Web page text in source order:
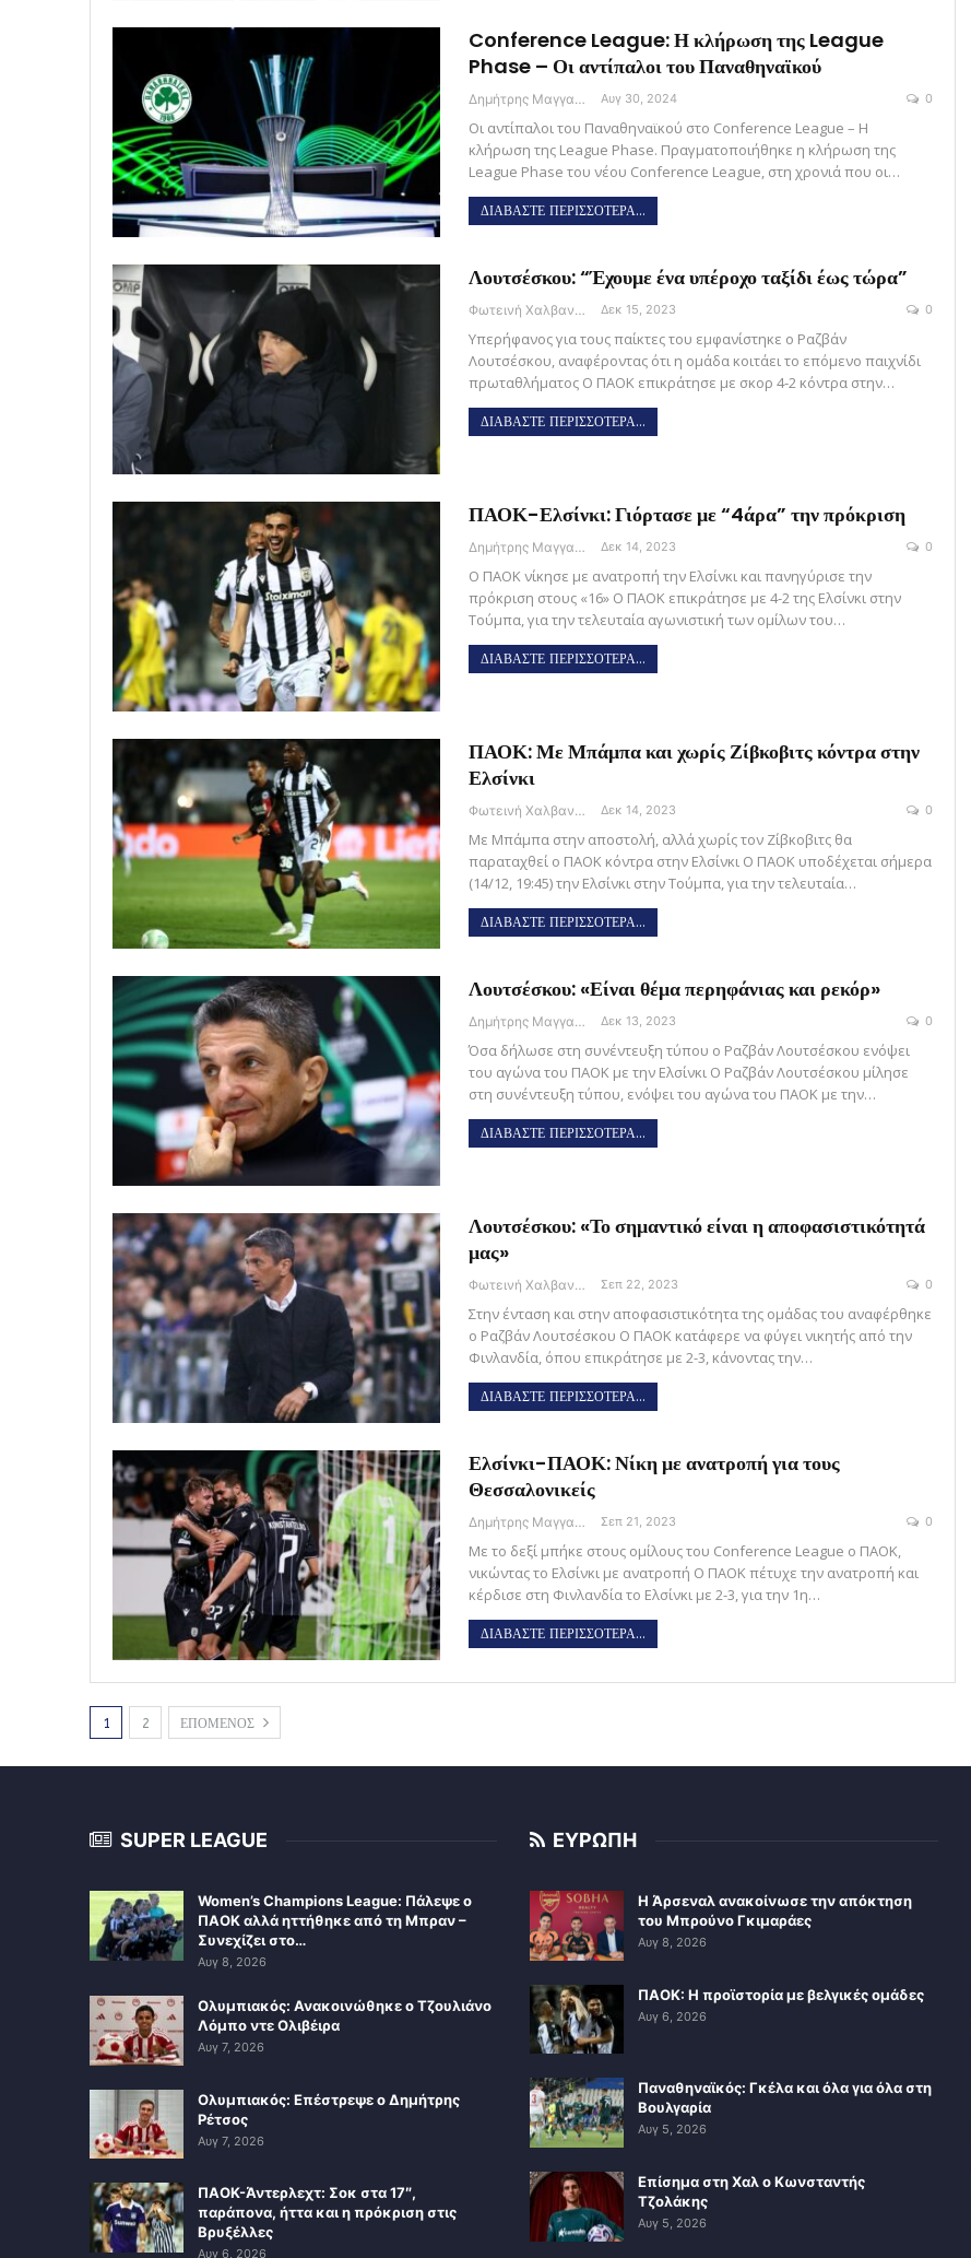
Conference League: Η κλήρωση της League
Phase – Οι αντίπαλοι του Παναθηναϊκού
Δημήτρης Μαγγανάρης Αυγ 30, 2024 0
Οι αντίπαλοι του Παναθηναϊκού στο Conference League – Η
κλήρωση της League Phase. Πραγματοποιήθηκε η κλήρωση της
League Phase του νέου Conference League, στη χρονιά που οι…
ΔΙΑΒΑΣΤΕ ΠΕΡΙΣΣΟΤΕΡΑ...
Λουτσέσκου: “Έχουμε ένα υπέροχο ταξίδι έως τώρα”
Φωτεινή Χαλβαντζή Δεκ 15, 2023 0
Υπερήφανος για τους παίκτες του εμφανίστηκε ο Ραζβάν
Λουτσέσκου, αναφέροντας ότι η ομάδα κοιτάει το επόμενο παιχνίδι
πρωταθλήματος Ο ΠΑΟΚ επικράτησε με σκορ 4-2 κόντρα στην…
ΔΙΑΒΑΣΤΕ ΠΕΡΙΣΣΟΤΕΡΑ...
ΠΑΟΚ-Ελσίνκι: Γιόρτασε με “4άρα” την πρόκριση
Δημήτρης Μαγγανάρης Δεκ 14, 2023 0
Ο ΠΑΟΚ νίκησε με ανατροπή την Ελσίνκι και πανηγύρισε την
πρόκριση στους «16» Ο ΠΑΟΚ επικράτησε με 4-2 της Ελσίνκι στην
Τούμπα, για την τελευταία αγωνιστική των ομίλων του…
ΔΙΑΒΑΣΤΕ ΠΕΡΙΣΣΟΤΕΡΑ...
ΠΑΟΚ: Με Μπάμπα και χωρίς Ζίβκοβιτς κόντρα στην
Ελσίνκι
Φωτεινή Χαλβαντζή Δεκ 14, 2023 0
Με Μπάμπα στην αποστολή, αλλά χωρίς τον Ζίβκοβιτς θα
παραταχθεί ο ΠΑΟΚ κόντρα στην Ελσίνκι Ο ΠΑΟΚ υποδέχεται σήμερα
(14/12, 19:45) την Ελσίνκι στην Τούμπα, για την τελευταία…
ΔΙΑΒΑΣΤΕ ΠΕΡΙΣΣΟΤΕΡΑ...
Λουτσέσκου: «Είναι θέμα περηφάνιας και ρεκόρ»
Δημήτρης Μαγγανάρης Δεκ 13, 2023 0
Όσα δήλωσε στη συνέντευξη τύπου ο Ραζβάν Λουτσέσκου ενόψει
του αγώνα του ΠΑΟΚ με την Ελσίνκι Ο Ραζβάν Λουτσέσκου μίλησε
στη συνέντευξη τύπου, ενόψει του αγώνα του ΠΑΟΚ με την…
ΔΙΑΒΑΣΤΕ ΠΕΡΙΣΣΟΤΕΡΑ...
Λουτσέσκου: «Το σημαντικό είναι η αποφασιστικότητά
μας»
Φωτεινή Χαλβαντζή Σεπ 22, 2023 0
Στην ένταση και στην αποφασιστικότητα της ομάδας του αναφέρθηκε
ο Ραζβάν Λουτσέσκου Ο ΠΑΟΚ κατάφερε να φύγει νικητής από την
Φινλανδία, όπου επικράτησε με 2-3, κάνοντας την…
ΔΙΑΒΑΣΤΕ ΠΕΡΙΣΣΟΤΕΡΑ...
Ελσίνκι-ΠΑΟΚ: Νίκη με ανατροπή για τους
Θεσσαλονικείς
Δημήτρης Μαγγανάρης Σεπ 21, 2023 0
Με το δεξί μπήκε στους ομίλους του Conference League ο ΠΑΟΚ,
νικώντας το Ελσίνκι με ανατροπή O ΠΑΟΚ πέτυχε την ανατροπή και
κέρδισε στη Φινλανδία το Ελσίνκι με 2-3, για την 1η…
ΔΙΑΒΑΣΤΕ ΠΕΡΙΣΣΟΤΕΡΑ...
1 2 ΕΠΟΜΕΝΟΣ
SUPER LEAGUE
Women’s Champions League: Πάλεψε ο
ΠΑΟΚ αλλά ηττήθηκε από τη Μπραν –
Συνεχίζει στο…
Αυγ 8, 2026
Ολυμπιακός: Ανακοινώθηκε ο Τζουλιάνο
Λόμπο ντε Ολιβέιρα
Αυγ 7, 2026
Ολυμπιακός: Επέστρεψε ο Δημήτρης
Ρέτσος
Αυγ 7, 2026
ΠΑΟΚ-Άντερλεχτ: Σοκ στα 17″,
παράπονα, ήττα και η πρόκριση στις
Βρυξέλλες
Αυγ 6, 2026
ΕΥΡΩΠΗ
Η Άρσεναλ ανακοίνωσε την απόκτηση
του Μπρούνο Γκιμαράες
Αυγ 8, 2026
ΠΑΟΚ: Η προϊστορία με βελγικές ομάδες
Αυγ 6, 2026
Παναθηναϊκός: Γκέλα και όλα για όλα στη
Βουλγαρία
Αυγ 5, 2026
Επίσημα στη Χαλ ο Κωνσταντής
Τζολάκης
Αυγ 5, 2026